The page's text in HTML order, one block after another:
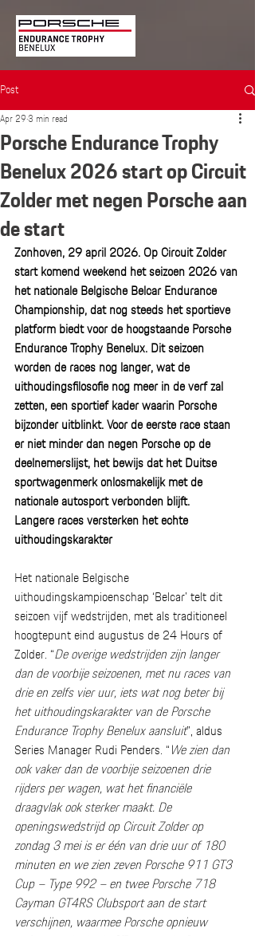
Post
Porsche Endurance Trophy
Benelux 2026 start op Circuit
Zolder met negen Porsche aan
de start
Apr 293 min read
Zonhoven, 29 april 2026. Op Circuit Zolder
start komend weekend het seizoen 2026 van
het nationale Belgische Belcar Endurance
Championship, dat nog steeds het sportieve
platform biedt voor de hoogstaande Porsche
Endurance Trophy Benelux. Dit seizoen
worden de races nog langer, wat de
uithoudingsfilosofie nog meer in de verf zal
zetten, een sportief kader waarin Porsche
bijzonder uitblinkt. Voor de eerste race staan
er niet minder dan negen Porsche op de
deelnemerslijst, het bewijs dat het Duitse
sportwagenmerk onlosmakelijk met de
nationale autosport verbonden blijft.
Langere races versterken het echte
uithoudingskarakter
Het nationale Belgische
uithoudingskampioenschap ‘Belcar’ telt dit
seizoen vijf wedstrijden, met als traditioneel
hoogtepunt eind augustus de 24 Hours of
Zolder. “De overige wedstrijden zijn langer
dan de voorbije seizoenen, met nu races van
drie en zelfs vier uur, iets wat nog beter bij
het uithoudingskarakter van de Porsche
Endurance Trophy Benelux aansluit”, aldus
Series Manager Rudi Penders. “We zien dan
ook vaker dan de voorbije seizoenen drie
rijders per wagen, wat het financiële
draagvlak ook sterker maakt. De
openingswedstrijd op Circuit Zolder op
zondag 3 mei is er één van drie uur of 180
minuten en we zien zeven Porsche 911 GT3
Cup – Type 992 – en twee Porsche 718
Cayman GT4RS Clubsport aan de start
verschijnen, waarmee Porsche opnieuw